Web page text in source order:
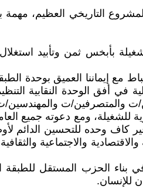
التاريخي العظيم، مهمة
بأبخس ثمن وتأبيد
مع إيماننا العميق بوحدة
في أفق الوحدة النقابية
ت والمتصرفين/ت
للشغيلة، ومع دعوته جميع
كاف وحده للتحسين الدائم
والاجتماعية
الحزب المستقل للطبقة
للإنسان.